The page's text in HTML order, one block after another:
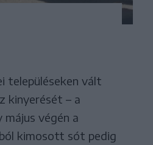
településeken vált
kinyerését – a
végén a
kimosott sót pedig